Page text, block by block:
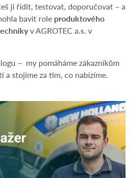
ji řídit, testovat, doporučovat – a
bavit role produktového
v AGROTEC a.s. v
– my pomáháme zákazníkům
a stojíme za tím, co nabízíme.